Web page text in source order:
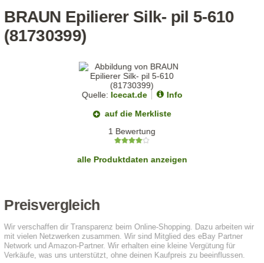
BRAUN Epilierer Silk- pil 5-610
(81730399)
Quelle: Icecat.de
Info
auf die Merkliste
1 Bewertung
alle Produktdaten anzeigen
Preisvergleich
Wir verschaffen dir Transparenz beim Online-Shopping. Dazu arbeiten wir
mit vielen Netzwerken zusammen. Wir sind Mitglied des eBay Partner
Network und Amazon-Partner. Wir erhalten eine kleine Vergütung für
Verkäufe, was uns unterstützt, ohne deinen Kaufpreis zu beeinflussen.